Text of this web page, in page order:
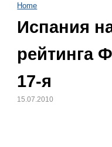
Home
Испания
рейтинга
17-я
15.07.2010